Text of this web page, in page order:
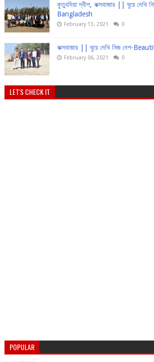
কুতুবদিয়া দ্বীপ, কক্সবাজার || ঘুরে দেখি
Bangladesh
February 13, 2021 0
কক্সবাজার || ঘুরে দেখি নিজ দেশ-
February 06, 2021 0
LET'S CHECK IT
POPULAR